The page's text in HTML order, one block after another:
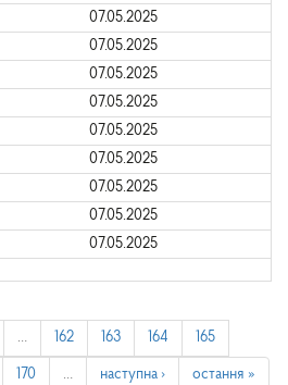
07.05.2025
07.05.2025
07.05.2025
07.05.2025
07.05.2025
07.05.2025
07.05.2025
07.05.2025
07.05.2025
… 162 163 164 165
170 … наступна › остання »